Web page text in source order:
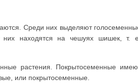
Среди них выделяют
находятся на чешуях шишек, т. е.
растения. Покрытосеменные
или покрытосеменные.